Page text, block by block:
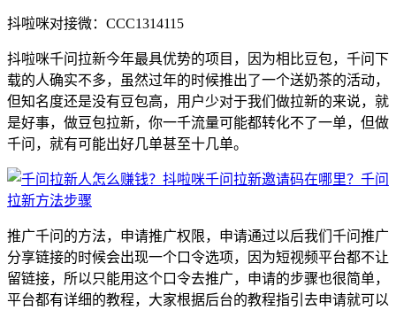
抖啦咪对接微：CCC1314115
抖啦咪千问拉新今年最具优势的项目，因为相比豆包，千问下
载的人确实不多，虽然过年的时候推出了一个送奶茶的活动，
但知名度还是没有豆包高，用户少对于我们做拉新的来说，就
是好事，做豆包拉新，你一千流量可能都转化不了一单，但做
千问，就有可能出好几单甚至十几单。
推广千问的方法，申请推广权限，申请通过以后我们千问推广
分享链接的时候会出现一个口令选项，因为短视频平台都不让
留链接，所以只能用这个口令去推广，申请的步骤也很简单，
平台都有详细的教程，大家根据后台的教程指引去申请就可以